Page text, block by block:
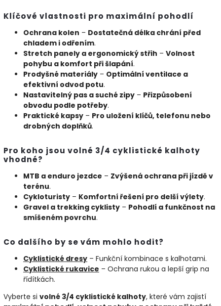
Klíčové vlastnosti pro maximální pohodlí
Ochrana kolen – Dostatečná délka chrání před
chladem i odřením.
Stretch panely a ergonomický střih – Volnost
pohybu a komfort při šlapání.
Prodyšné materiály – Optimální ventilace a
efektivní odvod potu.
Nastavitelný pas a suché zipy – Přizpůsobení
obvodu podle potřeby.
Praktické kapsy – Pro uložení klíčů, telefonu nebo
drobných doplňků.
Pro koho jsou volné 3/4 cyklistické kalhoty
vhodné?
MTB a enduro jezdce – Zvýšená ochrana při jízdě v
terénu.
Cykloturisty – Komfortní řešení pro delší výlety.
Gravel a trekking cyklisty – Pohodlí a funkčnost na
smíšeném povrchu.
Co dalšího by se vám mohlo hodit?
Cyklistické dresy – Funkční kombinace s kalhotami.
Cyklistické rukavice – Ochrana rukou a lepší grip na
řídítkách.
Vyberte si volné 3/4 cyklistické kalhoty, které vám zajistí